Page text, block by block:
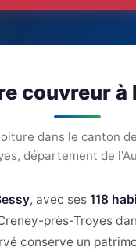
couvreur à
dans le canton
département de
, avec ses 118
près-Troyes
conserve un